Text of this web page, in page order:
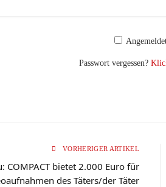
Passwort vergessen?
VORHERIGER ARTIKEL
COMPACT bietet 2.000 Euro für
des Täters/der Täter